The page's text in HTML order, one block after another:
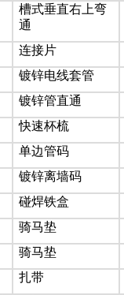
槽式垂直右上弯
通
连接片
镀锌电线套管
镀锌管直通
快速杯梳
单边管码
镀锌离墙码
碰焊铁盒
骑马垫
骑马垫
扎带